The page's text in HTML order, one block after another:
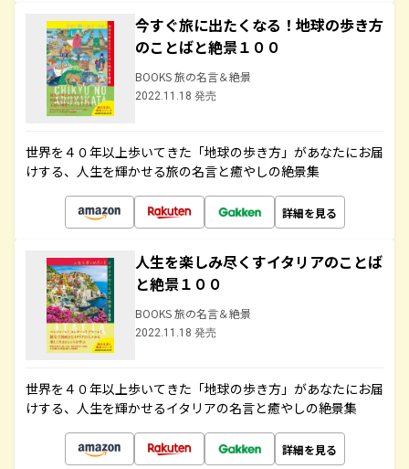
今すぐ旅に出たくなる！地球の歩き方
のことばと絶景１００
BOOKS 旅の名言＆絶景
2022.11.18 発売
世界を４０年以上歩いてきた「地球の歩き方」があなたにお届
けする、人生を輝かせる旅の名言と癒やしの絶景集
詳細を見る
人生を楽しみ尽くすイタリアのことば
と絶景１００
BOOKS 旅の名言＆絶景
2022.11.18 発売
世界を４０年以上歩いてきた「地球の歩き方」があなたにお届
けする、人生を輝かせるイタリアの名言と癒やしの絶景集
詳細を見る